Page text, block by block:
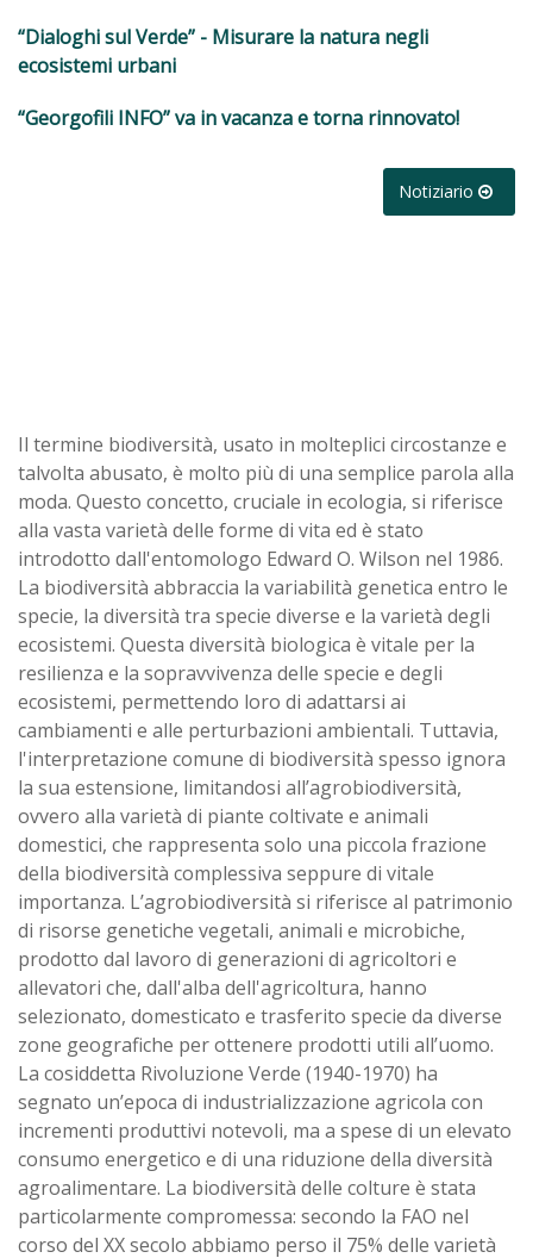
“Dialoghi sul Verde” - Misurare la natura negli
ecosistemi urbani
“Georgofili INFO” va in vacanza e torna rinnovato!
Notiziario
Il termine biodiversità, usato in molteplici circostanze e
talvolta abusato, è molto più di una semplice parola alla
moda. Questo concetto, cruciale in ecologia, si riferisce
alla vasta varietà delle forme di vita ed è stato
introdotto dall'entomologo Edward O. Wilson nel 1986.
La biodiversità abbraccia la variabilità genetica entro le
specie, la diversità tra specie diverse e la varietà degli
ecosistemi. Questa diversità biologica è vitale per la
resilienza e la sopravvivenza delle specie e degli
ecosistemi, permettendo loro di adattarsi ai
cambiamenti e alle perturbazioni ambientali. Tuttavia,
l'interpretazione comune di biodiversità spesso ignora
la sua estensione, limitandosi all’agrobiodiversità,
ovvero alla varietà di piante coltivate e animali
domestici, che rappresenta solo una piccola frazione
della biodiversità complessiva seppure di vitale
importanza. L’agrobiodiversità si riferisce al patrimonio
di risorse genetiche vegetali, animali e microbiche,
prodotto dal lavoro di generazioni di agricoltori e
allevatori che, dall'alba dell'agricoltura, hanno
selezionato, domesticato e trasferito specie da diverse
zone geografiche per ottenere prodotti utili all’uomo.
La cosiddetta Rivoluzione Verde (1940-1970) ha
segnato un’epoca di industrializzazione agricola con
incrementi produttivi notevoli, ma a spese di un elevato
consumo energetico e di una riduzione della diversità
agroalimentare. La biodiversità delle colture è stata
particolarmente compromessa: secondo la FAO nel
corso del XX secolo abbiamo perso il 75% delle varietà